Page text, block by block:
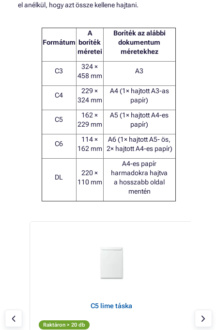
el anélkül, hogy azt össze kellene hajtani.
Formátum
A
boríték
méretei
Boríték az alábbi
dokumentum
méretekhez
C3
324 ×
458 mm
A3
C4
229 ×
324 mm
A4 (1× hajtott A3-as
papír)
C5
162 ×
229 mm
A5 (1× hajtott A4-es
papír)
C6
114 ×
162 mm
A6 (1× hajtott A5- ös,
2× hajtott A4-es papír)
DL
220 ×
110 mm
A4-es papír
harmadokra hajtva
a hosszabb oldal
mentén
C5 lime táska
Raktáron > 20 db